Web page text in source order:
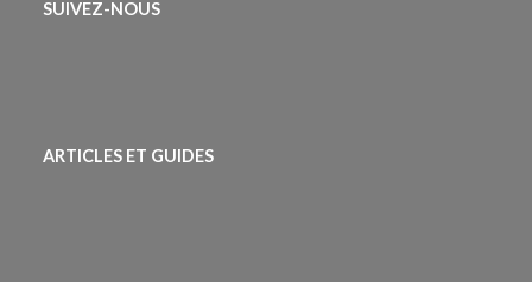
SUIVEZ-NOUS
ARTICLES ET GUIDES